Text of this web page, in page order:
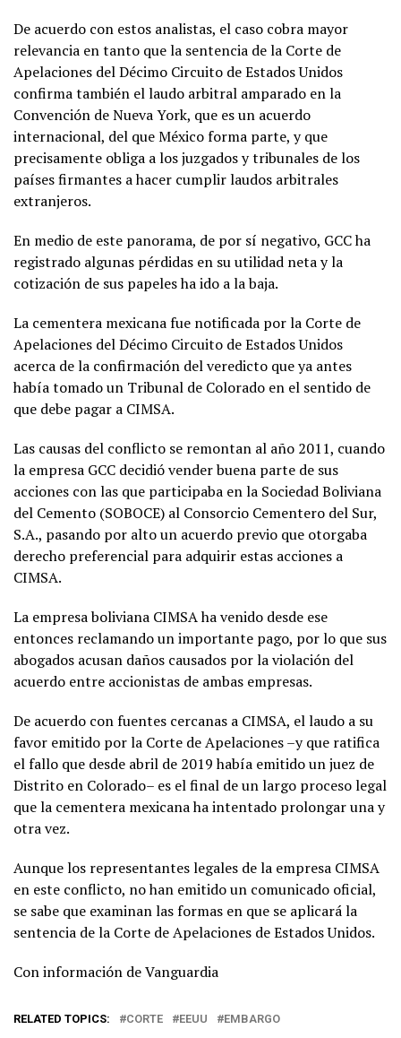
De acuerdo con estos analistas, el caso cobra mayor
relevancia en tanto que la sentencia de la Corte de
Apelaciones del Décimo Circuito de Estados Unidos
confirma también el laudo arbitral amparado en la
Convención de Nueva York, que es un acuerdo
internacional, del que México forma parte, y que
precisamente obliga a los juzgados y tribunales de los
países firmantes a hacer cumplir laudos arbitrales
extranjeros.
En medio de este panorama, de por sí negativo, GCC ha
registrado algunas pérdidas en su utilidad neta y la
cotización de sus papeles ha ido a la baja.
La cementera mexicana fue notificada por la Corte de
Apelaciones del Décimo Circuito de Estados Unidos
acerca de la confirmación del veredicto que ya antes
había tomado un Tribunal de Colorado en el sentido de
que debe pagar a CIMSA.
Las causas del conflicto se remontan al año 2011, cuando
la empresa GCC decidió vender buena parte de sus
acciones con las que participaba en la Sociedad Boliviana
del Cemento (SOBOCE) al Consorcio Cementero del Sur,
S.A., pasando por alto un acuerdo previo que otorgaba
derecho preferencial para adquirir estas acciones a
CIMSA.
La empresa boliviana CIMSA ha venido desde ese
entonces reclamando un importante pago, por lo que sus
abogados acusan daños causados por la violación del
acuerdo entre accionistas de ambas empresas.
De acuerdo con fuentes cercanas a CIMSA, el laudo a su
favor emitido por la Corte de Apelaciones –y que ratifica
el fallo que desde abril de 2019 había emitido un juez de
Distrito en Colorado– es el final de un largo proceso legal
que la cementera mexicana ha intentado prolongar una y
otra vez.
Aunque los representantes legales de la empresa CIMSA
en este conflicto, no han emitido un comunicado oficial,
se sabe que examinan las formas en que se aplicará la
sentencia de la Corte de Apelaciones de Estados Unidos.
Con información de Vanguardia
RELATED TOPICS: CORTE EEUU EMBARGO